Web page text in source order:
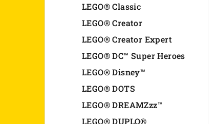
LEGO® Classic
LEGO® Creator
LEGO® Creator Expert
LEGO® DC™ Super Heroes
LEGO® Disney™
LEGO® DOTS
LEGO® DREAMZzz™
LEGO® DUPLO®